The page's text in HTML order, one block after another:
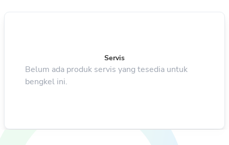
Servis
Belum ada produk servis yang tesedia untuk
bengkel ini.